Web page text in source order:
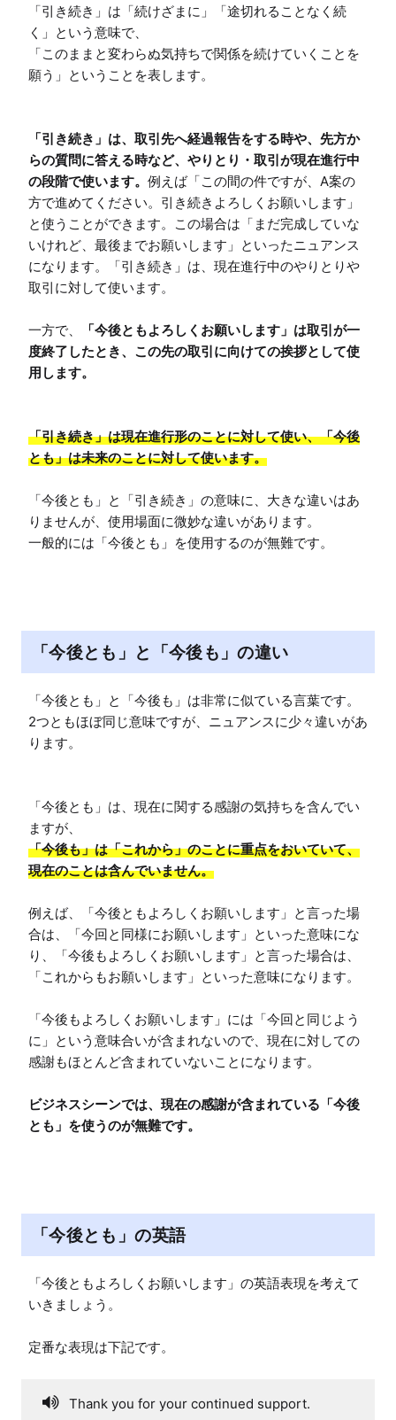
「引き続き」は「続けざまに」「途切れることなく続
く」という意味で、
「このままと変わらぬ気持ちで関係を続けていくことを
願う」ということを表します。
「引き続き」は、取引先へ経過報告をする時や、先方か
らの質問に答える時など、やりとり・取引が現在進行中
の段階で使います。 例えば「この間の件ですが、A案の
方で進めてください。引き続きよろしくお願いします」
と使うことができます。この場合は「まだ完成していな
いけれど、最後までお願いします」といったニュアンス
になります。「引き続き」は、現在進行中のやりとりや
取引に対して使います。
一方で、
「今後ともよろしくお願いします」は取引が一
度終了したとき、この先の取引に向けての挨拶として使
用します。
「引き続き」は現在進行形のことに対して使い、「今後
とも」は未来のことに対して使います。
「今後とも」と「引き続き」の意味に、大きな違いはあ
りませんが、使用場面に微妙な違いがあります。
一般的には「今後とも」を使用するのが無難です。
「今後とも」と「今後も」の違い
「今後とも」と「今後も」は非常に似ている言葉です。
2つともほぼ同じ意味ですが、ニュアンスに少々違いがあ
ります。
「今後とも」は、現在に関する感謝の気持ちを含んでい
「今後も」は「これから」のことに重点をおいていて、
現在のことは含んでいません。
例えば、「今後ともよろしくお願いします」と言った場
合は、「今回と同様にお願いします」といった意味にな
り、「今後もよろしくお願いします」と言った場合は、
「これからもお願いします」といった意味になります。
「今後もよろしくお願いします」には「今回と同じよう
に」という意味合いが含まれないので、現在に対しての
感謝もほとんど含まれていないことになります。
ビジネスシーンでは、現在の感謝が含まれている「今後
とも」を使うのが無難です。
「今後とも」の英語
「今後ともよろしくお願いします」の英語表現を考えて
いきましょう。
定番な表現は下記です。
Thank you for your continued support.